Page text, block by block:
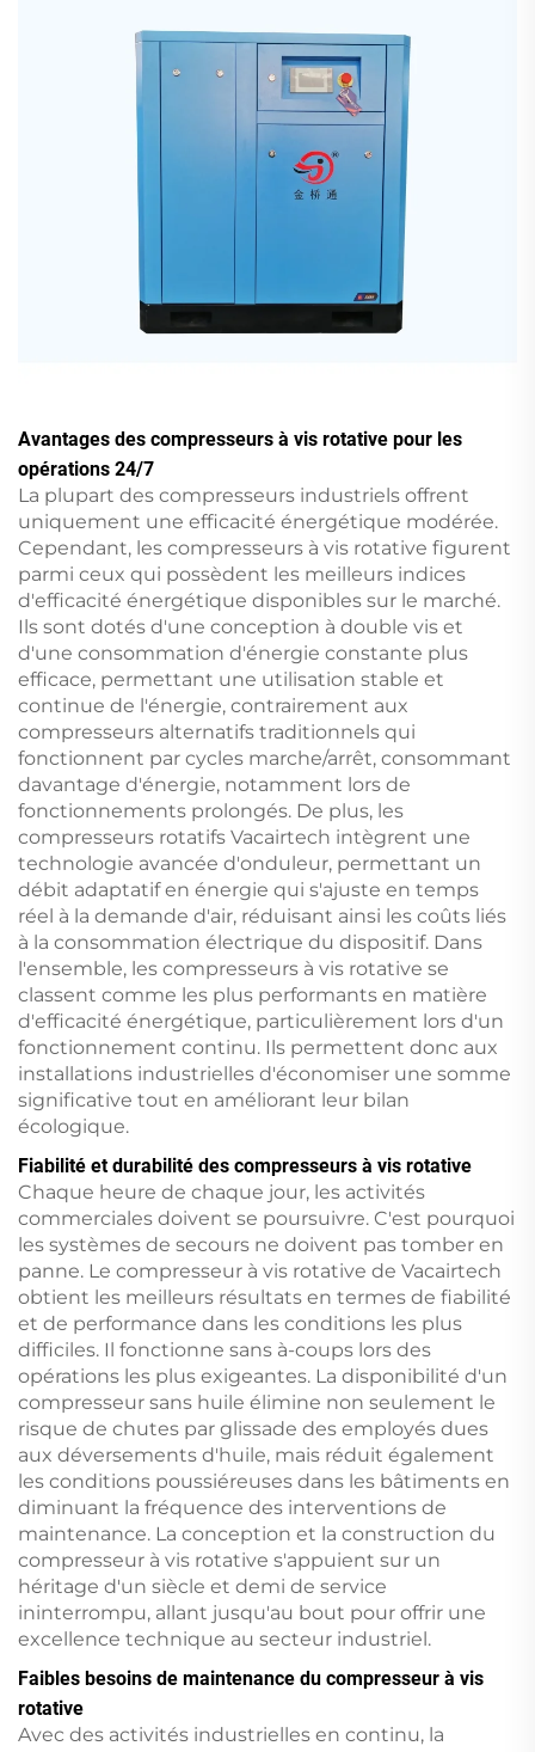
Avantages des compresseurs à vis rotative pour les
opérations 24/7
La plupart des compresseurs industriels offrent
uniquement une efficacité énergétique modérée.
Cependant, les compresseurs à vis rotative figurent
parmi ceux qui possèdent les meilleurs indices
d'efficacité énergétique disponibles sur le marché.
Ils sont dotés d'une conception à double vis et
d'une consommation d'énergie constante plus
efficace, permettant une utilisation stable et
continue de l'énergie, contrairement aux
compresseurs alternatifs traditionnels qui
fonctionnent par cycles marche/arrêt, consommant
davantage d'énergie, notamment lors de
fonctionnements prolongés. De plus, les
compresseurs rotatifs Vacairtech intègrent une
technologie avancée d'onduleur, permettant un
débit adaptatif en énergie qui s'ajuste en temps
réel à la demande d'air, réduisant ainsi les coûts liés
à la consommation électrique du dispositif. Dans
l'ensemble, les compresseurs à vis rotative se
classent comme les plus performants en matière
d'efficacité énergétique, particulièrement lors d'un
fonctionnement continu. Ils permettent donc aux
installations industrielles d'économiser une somme
significative tout en améliorant leur bilan
écologique.
Fiabilité et durabilité des compresseurs à vis rotative
Chaque heure de chaque jour, les activités
commerciales doivent se poursuivre. C'est pourquoi
les systèmes de secours ne doivent pas tomber en
panne. Le compresseur à vis rotative de Vacairtech
obtient les meilleurs résultats en termes de fiabilité
et de performance dans les conditions les plus
difficiles. Il fonctionne sans à-coups lors des
opérations les plus exigeantes. La disponibilité d'un
compresseur sans huile élimine non seulement le
risque de chutes par glissade des employés dues
aux déversements d'huile, mais réduit également
les conditions poussiéreuses dans les bâtiments en
diminuant la fréquence des interventions de
maintenance. La conception et la construction du
compresseur à vis rotative s'appuient sur un
héritage d'un siècle et demi de service
ininterrompu, allant jusqu'au bout pour offrir une
excellence technique au secteur industriel.
Faibles besoins de maintenance du compresseur à vis
rotative
Avec des activités industrielles en continu, la